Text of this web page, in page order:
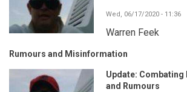
Wed, 06/17/2020 - 11:36
Warren Feek
Rumours and Misinformation
Update:
and Rumours